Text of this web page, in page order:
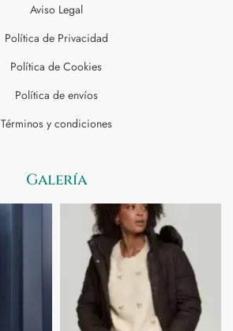
Aviso Legal
Política de Privacidad
Política de Cookies
Política de envíos
Términos y condiciones
Galería